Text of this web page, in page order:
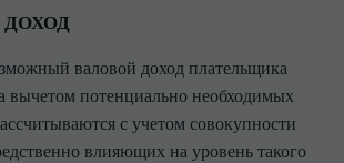
валовой доход плательщика
вычетом потенциально необходимых
с учетом совокупности
влияющих на уровень такого